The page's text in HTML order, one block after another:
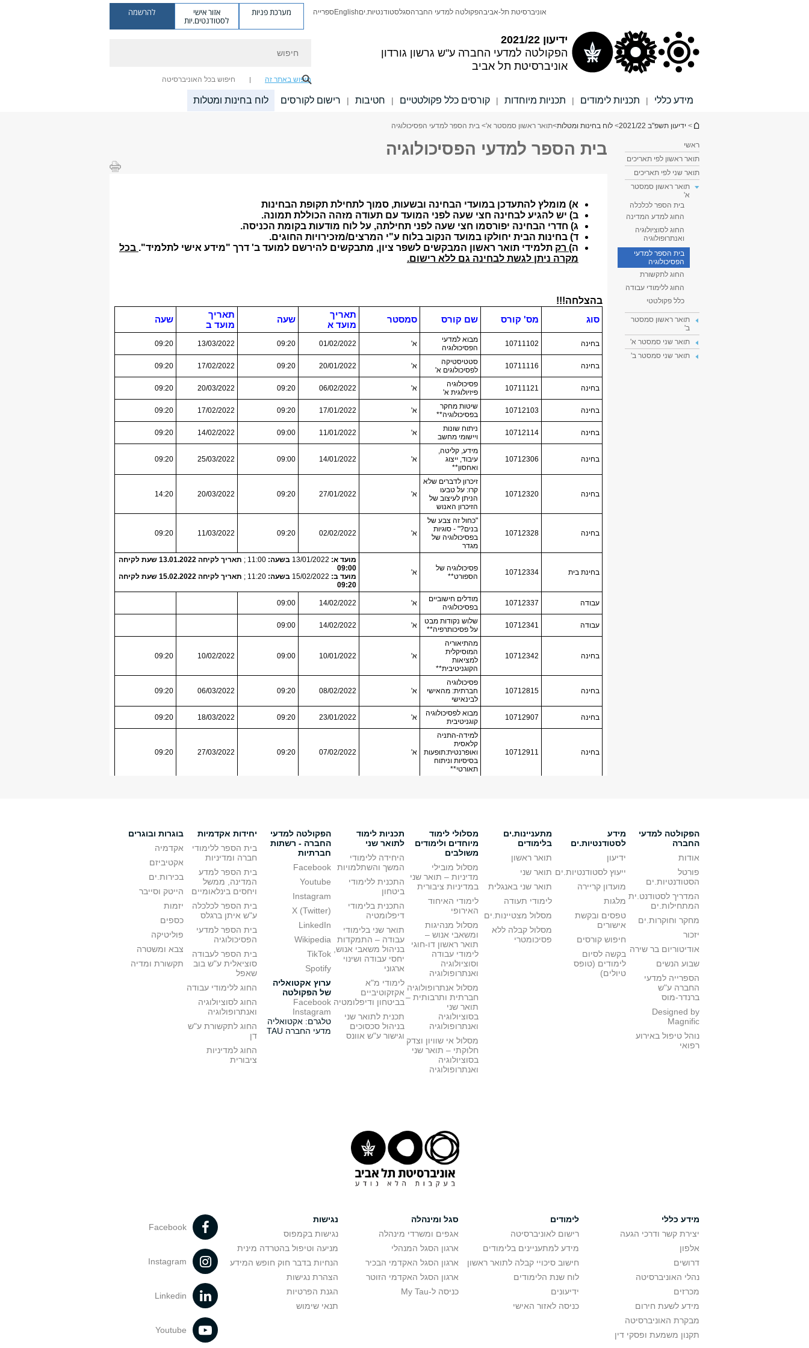
ידיעון 2021/22
הפקולטה למדעי החברה ע"ש גרשון גורדון
אוניברסיטת תל אביב
אוניברסיטת תל-אביבהפקולטה למדעי החברהסגלסטודנטיות.יםEnglishספרייה מערכת פניות אזור אישי
לסטודנטים.יות
להרשמה
חיפוש באתר זה חיפוש בכל האוניברסיטה
מידע כללי | תכניות לימודים | תכניות מיוחדות | קורסים כלל פקולטטיים | חטיבות | רישום לקורסים לוח בחינות ומטלות
הינך נמצא כאן
> ידיעון תשפ"ב 2021/22 > לוח בחינות ומטלות>תואר ראשון סמסטר א'> בית הספר למדעי הפסיכולוגיה
ראשי
תואר ראשון לפי תאריכים
תואר שני לפי תאריכים
תואר ראשון סמסטר
א'
בית הספר לכלכלה
החוג למדע המדינה
החוג לסוציולוגיה
ואנתרופולוגיה
בית הספר למדעי
הפסיכולוגיה
החוג לתקשורת
החוג ללימודי עבודה
כלל פקולטטי
תואר ראשון סמסטר
ב'
תואר שני סמסטר א'
תואר שני סמסטר ב'
בית הספר למדעי הפסיכולוגיה
הפקולטה למדעי
החברה
אודות
פורטל
הסטודנטיות.ים
המדריך לסטודנט.ית
המתחילות.ים
מחקר וחוקרות.ים
יזכור
אודיטוריום בר שירה
שבוע הנשים
הספרייה למדעי
החברה ע"ש
ברנדר-מוס
Designed by
Magnific
נוהל טיפול באירוע
רפואי
מידע
לסטודנטיות.ים
ידיעון
ייעוץ לסטודנטיות.ים
מועדון קריירה
מלגות
טפסים ובקשת
אישורים
חיפוש קורסים
בקשה לסיום
לימודים (טופס
טיולים)
מתעניינות.ים
בלימודים
תואר ראשון
תואר שני
תואר שני באנגלית
לימודי תעודה
מסלול מצטיינות.ים
מסלול קבלה ללא
פסיכומטרי
מסלולי לימוד
מיוחדים ולימודים
משולבים
מסלול מובילי
מדיניות – תואר שני
במדיניות ציבורית
לימודי האיחוד
האירופי
מסלול מנהיגות
ומשאבי אנוש –
תואר ראשון דו-חוגי
לימודי עבודה
וסוציולוגיה
ואנתרופולוגיה
מסלול אנתרופולוגיה
חברתית ותרבותית –
תואר שני
בסוציולוגיה
ואנתרופולוגיה
מסלול אי שוויון וצדק
חלוקתי – תואר שני
בסוציולוגיה
ואנתרופולוגיה
תכניות לימוד
לתואר שני
היחידה ללימודי
המשך והשתלמויות
התכנית ללימודי
ביטחון
התכנית בלימודי
דיפלומטיה
תואר שני בלימודי
עבודה – התמקדות
בניהול משאבי אנוש,
יחסי עבודה ושינוי
ארגוני
לימודי מ"א
אקזקוטיביים
בביטחון ודיפלומטיה
תכנית לתואר שני
בניהול סכסוכים
וגישור ע"ש אוונס
הפקולטה למדעי
החברה - רשתות
חברתיות
Facebook
Youtube
Instagram
X (Twitter)
LinkedIn
Wikipedia
TikTok
Spotify
ערוץ אקטואליה
של הפקולטה
Facebook
Instagram
טלגרם: אקטואליה
מדעי החברה TAU
יחידות אקדמיות
בית הספר ללימודי
חברה ומדיניות
בית הספר למדע
המדינה, ממשל
ויחסים בינלאומיים
בית הספר לכלכלה
ע"ש איתן ברגלס
בית הספר למדעי
הפסיכולוגיה
בית הספר לעבודה
סוציאלית ע"ש בוב
שאפל
החוג ללימודי עבודה
החוג לסוציולוגיה
ואנתרופולוגיה
החוג לתקשורת ע"ש
דן
החוג למדיניות
ציבורית
בוגרות ובוגרים
אקדמיה
אקטיביזם
בכירות.ים
הייטק וסייבר
יזמות
כספים
פוליטיקה
צבא ומשטרה
תקשורת ומדיה
מידע כללי
יצירת קשר ודרכי הגעה
אלפון
דרושים
נהלי האוניברסיטה
מכרזים
מידע לשעת חירום
מבקרת האוניברסיטה
תקנון משמעת ופסקי דין
לימודים
רישום לאוניברסיטה
מידע למתעניינים בלימודים
חישוב סיכויי קבלה לתואר ראשון
לוח שנת הלימודים
ידיעונים
כניסה לאזור האישי
סגל ומינהלה
אגפים ומשרדי מינהלה
ארגון הסגל המנהלי
ארגון הסגל האקדמי הבכיר
ארגון הסגל האקדמי הזוטר
כניסה ל-My Tau
נגישות
נגישות בקמפוס
מניעה וטיפול בהטרדה מינית
הנחיות בדבר חוק חופש המידע
הצהרת נגישות
הגנת הפרטיות
תנאי שימוש
Facebook
Instagram
Linkedin
Youtube